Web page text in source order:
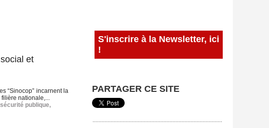
et
“Sinocop” incarnent la
nationale,...
sécurité publique,
S'inscrire à la Newsletter, ici
!
PARTAGER CE SITE